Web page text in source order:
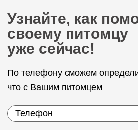
Узнайте, как
своему питомцу
уже сейчас!
По телефону сможем
что с Вашим питомцем